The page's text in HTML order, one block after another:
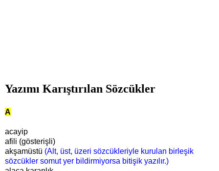
Yazımı Karıştırılan Sözcükler
A
acayip
afili (gösterişli)
akşamüstü (Alt, üst, üzeri sözcükleriyle kurulan birleşik
sözcükler somut yer bildirmiyorsa bitişik yazılır.)